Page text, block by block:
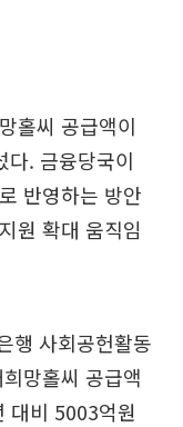
홀씨 공급액이
다. 금융당국이
반영하는 방안
원 확대 움직임
행 사회공헌활동
망홀씨 공급액
대비 5003억원